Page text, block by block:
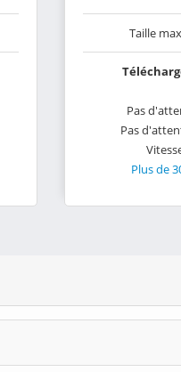
Taille
Pas
Pas
Plus de